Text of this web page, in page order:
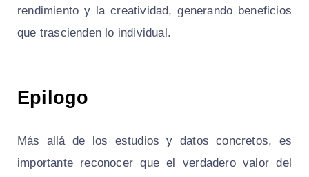
rendimiento y la creatividad, generando beneficios
que trascienden lo individual.
Epilogo
Más allá de los estudios y datos concretos, es
importante reconocer que el verdadero valor del